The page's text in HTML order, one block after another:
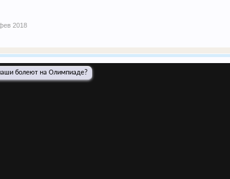
2018
болеют на Олимпиаде?